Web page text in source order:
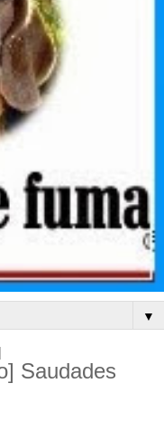
▼
Saudades